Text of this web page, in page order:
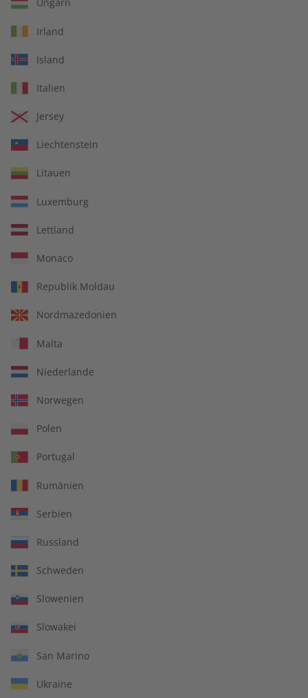
Spotlight Jahrgang 2024
€ 99,90
Spotlight Übungsheft
Spotlight Jahrgang 2023
€ 99,90
Ungarn
Irland
Island
Italien
Jersey
Liechtenstein
Litauen
Luxemburg
Lettland
Monaco
Republik Moldau
Nordmazedonien
Malta
Niederlande
Norwegen
Polen
Portugal
Rumänien
Serbien
Russland
Schweden
Slowenien
Slowakei
San Marino
Ukraine